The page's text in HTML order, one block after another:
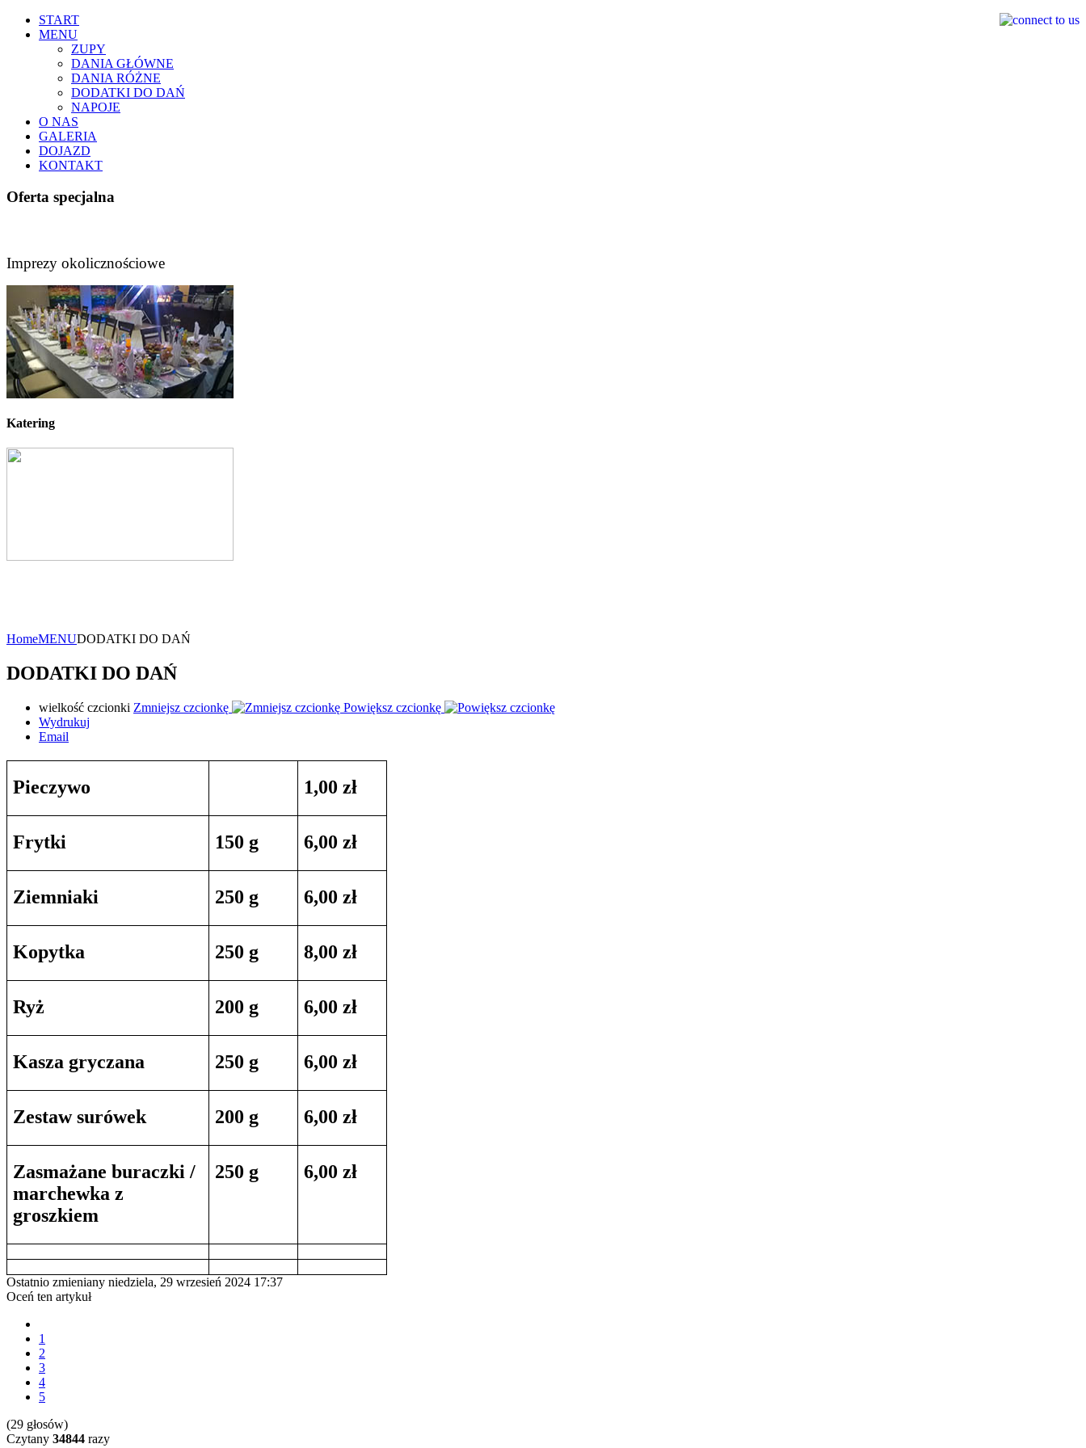
START
MENU
ZUPY
DANIA GŁÓWNE
DANIA RÓŻNE
DODATKI DO DAŃ
NAPOJE
O NAS
GALERIA
DOJAZD
KONTAKT
Oferta specjalna
Imprezy okolicznościowe
Katering
HomeMENUDODATKI DO DAŃ
DODATKI DO DAŃ
wielkość czcionki Zmniejsz czcionkę
Powiększ czcionkę
Wydrukuj
Email
Pieczywo 1,00 zł
Frytki 150 g 6,00 zł
Ziemniaki 250 g 6,00 zł
Kopytka 250 g 8,00 zł
Ryż 200 g 6,00 zł
Kasza gryczana 250 g 6,00 zł
Zestaw surówek 200 g 6,00 zł
Zasmażane buraczki /
marchewka z
groszkiem
250 g 6,00 zł
Ostatnio zmieniany niedziela, 29 wrzesień 2024 17:37
Oceń ten artykuł
1
2
3
4
5
(29 głosów)
Czytany 34844 razy